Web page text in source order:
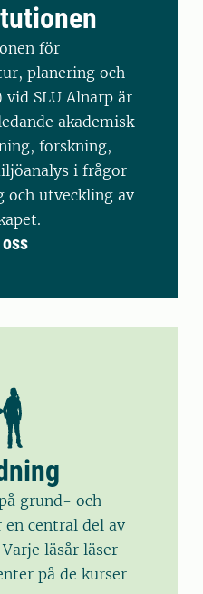
för
planering och
SLU Alnarp är
akademisk
forskning,
i frågor
och utveckling av
grund- och
en central del av
läsår läser
på de kurser